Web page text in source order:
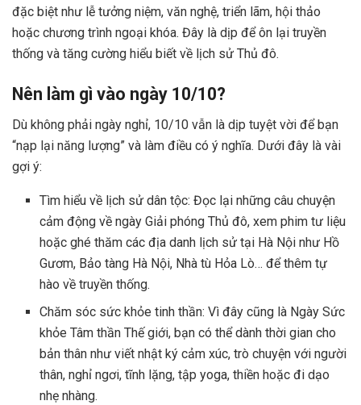
đặc biệt như lễ tưởng niệm, văn nghệ, triển lãm, hội thảo
hoặc chương trình ngoại khóa. Đây là dịp để ôn lại truyền
thống và tăng cường hiểu biết về lịch sử Thủ đô.
Nên làm gì vào ngày 10/10?
Dù không phải ngày nghỉ, 10/10 vẫn là dịp tuyệt vời để bạn
“nạp lại năng lượng” và làm điều có ý nghĩa. Dưới đây là vài
gợi ý:
Tìm hiểu về lịch sử dân tộc: Đọc lại những câu chuyện
cảm động về ngày Giải phóng Thủ đô, xem phim tư liệu
hoặc ghé thăm các địa danh lịch sử tại Hà Nội như Hồ
Gươm, Bảo tàng Hà Nội, Nhà tù Hỏa Lò… để thêm tự
hào về truyền thống.
Chăm sóc sức khỏe tinh thần: Vì đây cũng là Ngày Sức
khỏe Tâm thần Thế giới, bạn có thể dành thời gian cho
bản thân như viết nhật ký cảm xúc, trò chuyện với người
thân, nghỉ ngơi, tĩnh lặng, tập yoga, thiền hoặc đi dạo
nhẹ nhàng.